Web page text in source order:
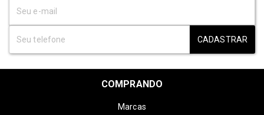
CADASTRAR
COMPRANDO
Marcas